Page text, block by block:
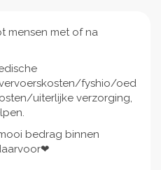
mensen met of na
fyshio/oed
uiterlijke verzorging,
bedrag binnen